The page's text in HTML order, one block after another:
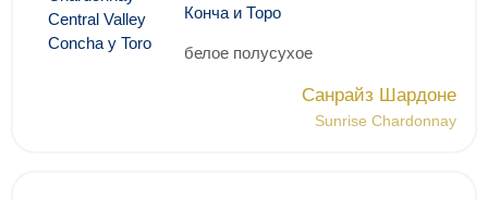
Конча и Торо
белое полусухое
Санрайз Шардоне
Sunrise Chardonnay